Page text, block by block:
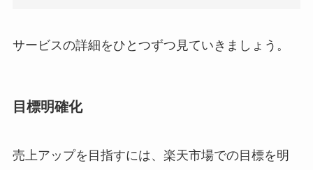
サービスの詳細をひとつずつ見ていきましょう。
目標明確化
売上アップを目指すには、楽天市場での目標を明